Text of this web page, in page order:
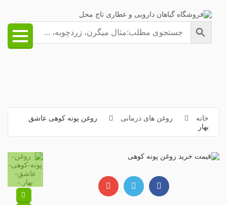
خانه روغن های درمانی
روغن پونه کوهی عاشق
بهار